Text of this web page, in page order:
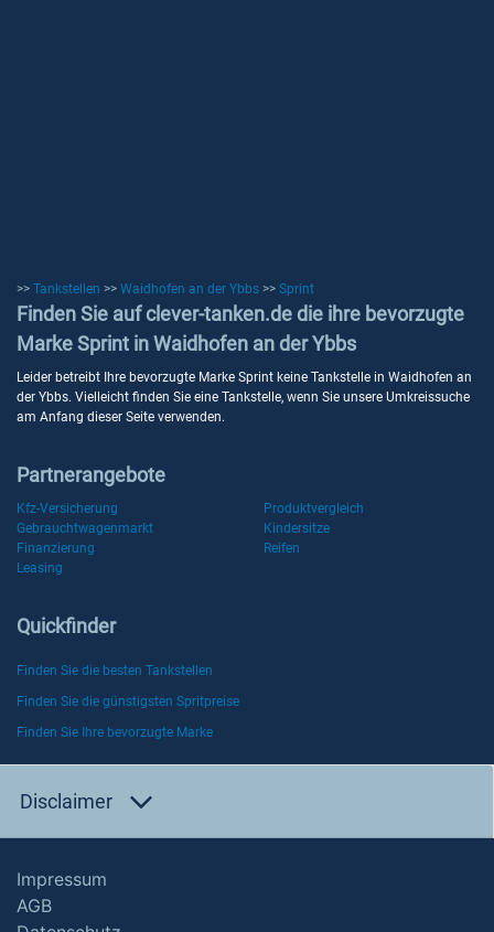
>> Tankstellen >> Waidhofen an der Ybbs >> Sprint
Finden Sie auf clever-tanken.de die ihre bevorzugte
Marke Sprint in Waidhofen an der Ybbs
Leider betreibt Ihre bevorzugte Marke Sprint keine Tankstelle in Waidhofen an
der Ybbs. Vielleicht finden Sie eine Tankstelle, wenn Sie unsere Umkreissuche
am Anfang dieser Seite verwenden.
Partnerangebote
Kfz-Versicherung
Produktvergleich
Gebrauchtwagenmarkt
Kindersitze
Finanzierung
Reifen
Leasing
Quickfinder
Finden Sie die besten Tankstellen
Finden Sie die günstigsten Spritpreise
Finden Sie Ihre bevorzugte Marke
Disclaimer
Impressum
AGB